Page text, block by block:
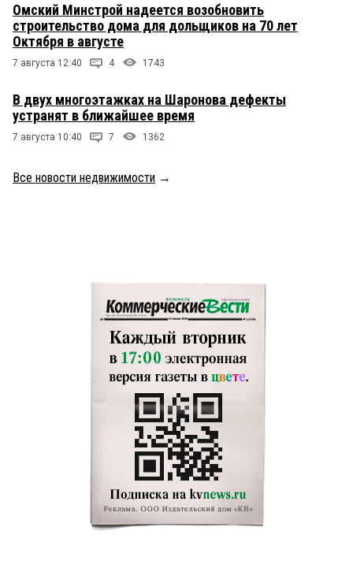
Омский Минстрой надеется возобновить
строительство дома для дольщиков на 70 лет
Октября в августе
7 августа 12:40 4 1743
В двух многоэтажках на Шаронова дефекты
устранят в ближайшее время
7 августа 10:40 7 1362
Все новости недвижимости →